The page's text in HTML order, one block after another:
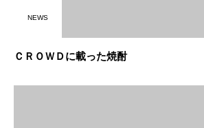
NEWS
ＣＲＯＷＤに載った焼酎